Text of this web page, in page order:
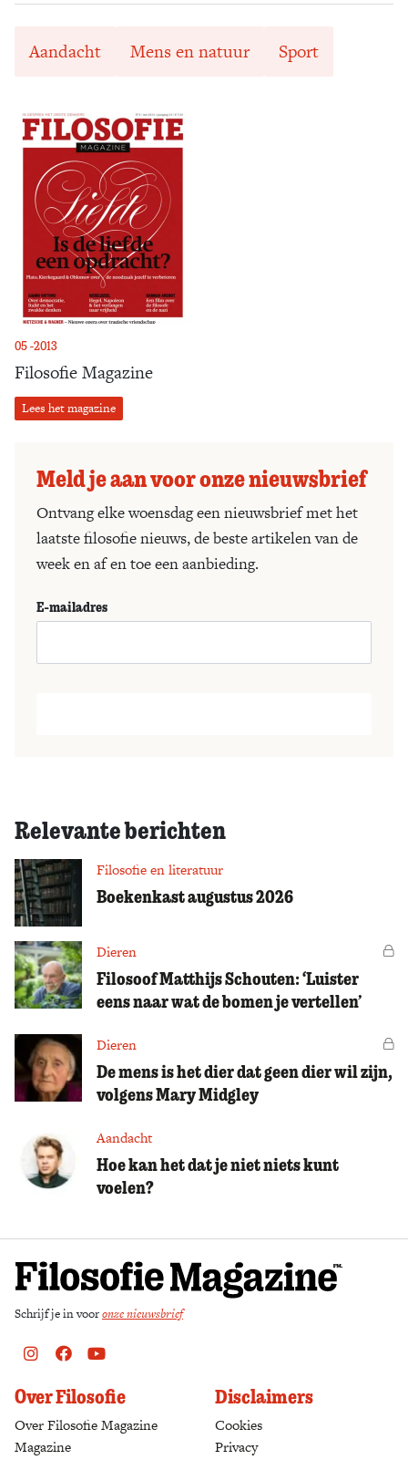
05 -2013
Filosofie Magazine
Lees het magazine
Aandacht Mens en natuur Sport
Meld je aan voor onze nieuwsbrief
Ontvang elke woensdag een nieuwsbrief met het
laatste filosofie nieuws, de beste artikelen van de
week en af en toe een aanbieding.
E-mailadres
Relevante berichten
Filosofie en literatuur
Boekenkast augustus 2026
Dieren
Filosoof Matthijs Schouten: ‘Luister
eens naar wat de bomen je vertellen’
Dieren
De mens is het dier dat geen dier wil zijn,
volgens Mary Midgley
Aandacht
Hoe kan het dat je niet niets kunt
voelen?
Schrijf je in vooronze nieuwsbrief
Instagram
FacebookYoutube
Over Filosofie
Over Filosofie Magazine
Magazine
Disclaimers
Cookies
Privacy